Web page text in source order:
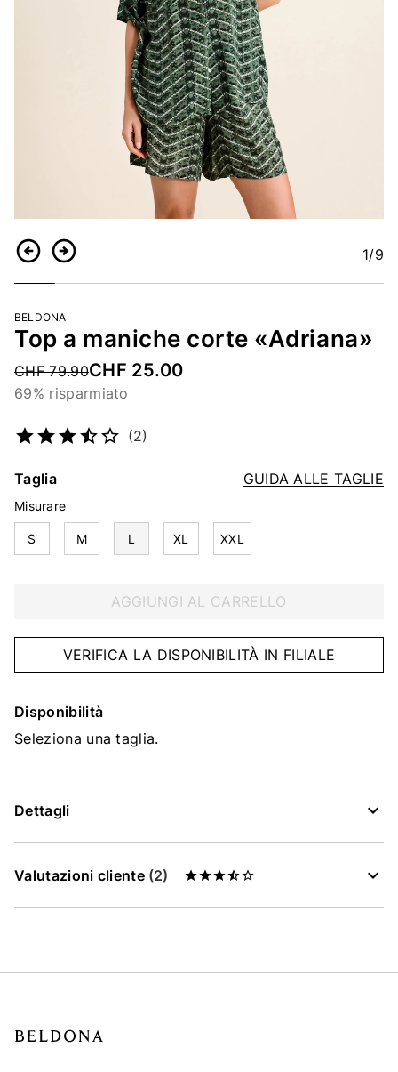
IndietroContinua 1/9
BELDONA
Top a maniche corte «Adriana»
Price reduced from
CHF 79.90CHF 25.00
69% risparmiato
(2)
GUIDA ALLE TAGLIE
Taglia
Misurare
S M L XL XXL
AGGIUNGI AL CARRELLO
VERIFICA LA DISPONIBILITÀ IN FILIALE
Disponibilità
Seleziona una taglia.
Dettagli
Valutazioni cliente (2)